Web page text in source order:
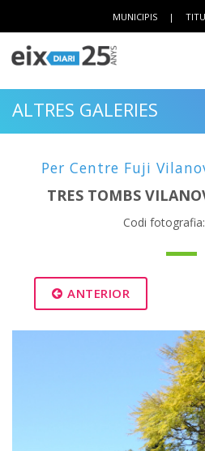
MUNICIPIS |
ALTRES GALERIES
Per Centre Fuji
TRES TOMBS
Codi
ANTERIOR